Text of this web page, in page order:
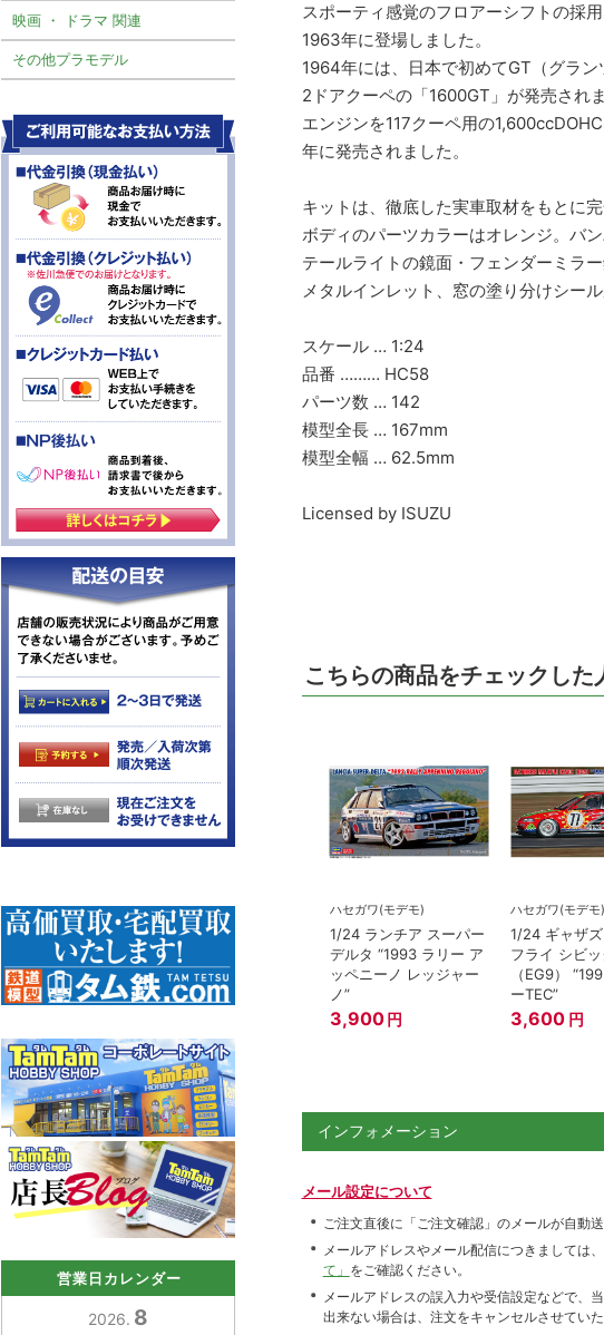
スポーティ感覚のフロアーシフトの採
1963年に登場しました。
1964年には、日本で初めてGT（グラン
2ドアクーペの「1600GT」が発売されま
エンジンを117クーペ用の
年に発売されました。
キットは、徹底した実車取材をもとに完
ボディのパーツカラーはオレンジ。バ
テールライトの鏡面・フェンダーミラー
メタルインレット、窓の塗り分けシール
スケール … 1:24
品番 ……… HC58
パーツ数 … 142
模型全長 … 167mm
模型全幅 … 62.5mm
Licensed by ISUZU
こちらの商品をチェックした
ハセガワ(モデモ)
1/24 ランチア スーパー
デルタ “1993 ラリー ア
ッペニーノ レッジャー
ノ”
3,900 円
ハセガワ(モデモ)
1/24 ギャザ
フライ シビッ
（EG9）
ーTEC”
3,600 円
インフォメーション
メール設定について
ご注文直後に「ご注文確認」のメールが自動送
メールアドレスやメール配信につきましては
て」 をご確認ください。
メールアドレスの誤入力や受信設定などで、
出来ない場合は、注文をキャンセルさせてい
映画 ・ ドラマ 関連
その他プラモデル
営業日カレンダー
2026. 8